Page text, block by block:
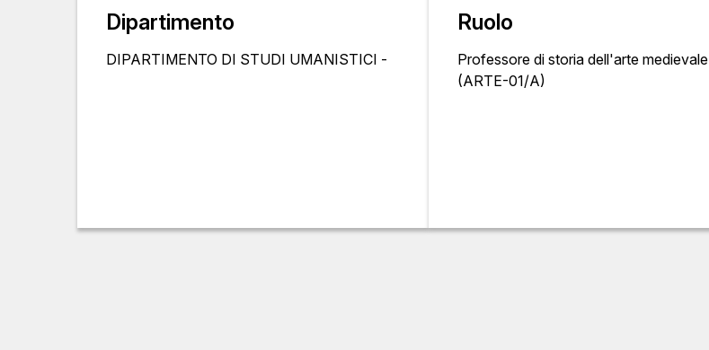
Dipartimento
DIPARTIMENTO DI STUDI UMANISTICI -
Ruolo
Professore di storia dell'arte medievale
(ARTE-01/A)